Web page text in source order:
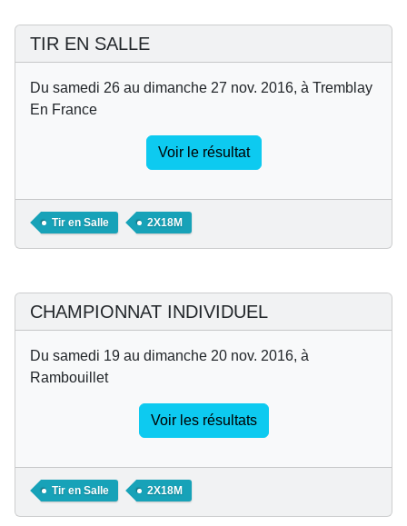
TIR EN SALLE
Du samedi 26 au dimanche 27 nov. 2016, à Tremblay
En France
Voir le résultat
Tir en Salle 2X18M
CHAMPIONNAT INDIVIDUEL
Du samedi 19 au dimanche 20 nov. 2016, à
Rambouillet
Voir les résultats
Tir en Salle 2X18M